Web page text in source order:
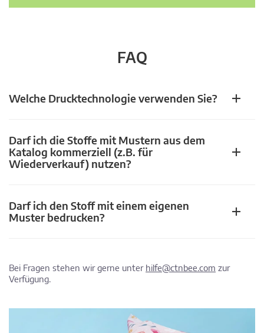
FAQ
Welche Drucktechnologie verwenden Sie?
Darf ich die Stoffe mit Mustern aus dem
Katalog kommerziell (z.B. für
Wiederverkauf) nutzen?
Darf ich den Stoff mit einem eigenen
Muster bedrucken?
Bei Fragen stehen wir gerne unter hilfe@ctnbee.com zur
Verfügung.